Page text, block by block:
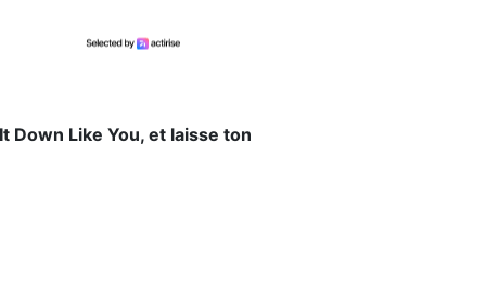
Down Like You, et laisse ton